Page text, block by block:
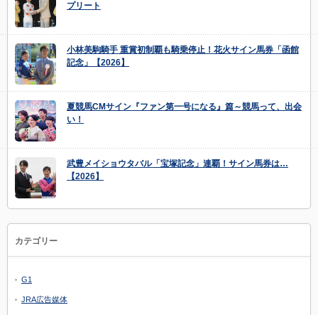
プリート
小林美駒騎手 重賞初制覇も騎乗停止！花火サイン馬券「函館
記念」【2026】
夏競馬CMサイン『ファン第一号になる』篇～競馬って、出会
い！
武豊メイショウタバル「宝塚記念」連覇！サイン馬券は…
【2026】
カテゴリー
G1
JRA広告媒体